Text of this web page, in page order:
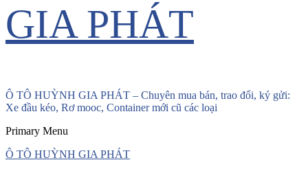
GIA PHÁT
Ô TÔ HUỲNH GIA PHÁT – Chuyên mua bán, trao đổi, ký gửi:
Xe đầu kéo, Rơ mooc, Container mới cũ các loại
Primary Menu
Ô TÔ HUỲNH GIA PHÁT